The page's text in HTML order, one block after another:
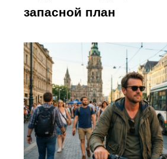
запасной план